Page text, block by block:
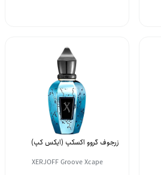
زرجوف گروو اکسکپ (ایکس کپ)
XERJOFF Groove Xcape